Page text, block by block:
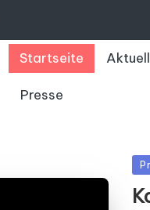
Startseite Aktuell
Presse
in